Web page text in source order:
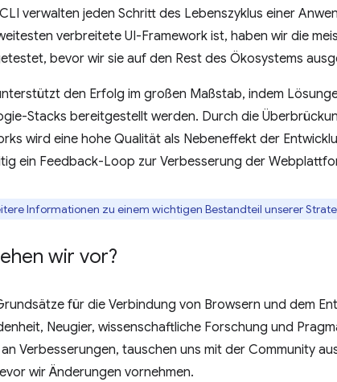
verwalten jeden Schritt des Lebenszyklus einer
verbreitete UI-Framework ist, haben wir die
bevor wir sie auf den Rest des Ökosystems
den Erfolg im großen Maßstab, indem
Stacks bereitgestellt werden. Durch die
wird eine hohe Qualität als Nebeneffekt der
ein Feedback-Loop zur Verbesserung der
Informationen zu einem wichtigen Bestandteil unserer
wir vor?
für die Verbindung von Browsern und dem
Neugier, wissenschaftliche Forschung und
Verbesserungen, tauschen uns mit der Community
wir Änderungen vornehmen.